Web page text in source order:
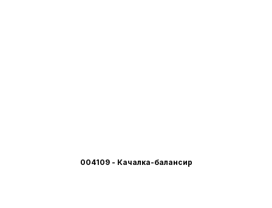
004109 - Качалка-балансир